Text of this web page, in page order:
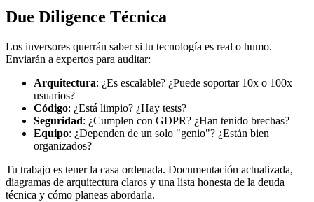
Due Diligence Técnica
Los inversores querrán saber si tu tecnología es real o humo.
Enviarán a expertos para auditar:
Arquitectura: ¿Es escalable? ¿Puede soportar 10x o 100x
usuarios?
Código: ¿Está limpio? ¿Hay tests?
Seguridad: ¿Cumplen con GDPR? ¿Han tenido brechas?
Equipo: ¿Dependen de un solo "genio"? ¿Están bien
organizados?
Tu trabajo es tener la casa ordenada. Documentación actualizada,
diagramas de arquitectura claros y una lista honesta de la deuda
técnica y cómo planeas abordarla.